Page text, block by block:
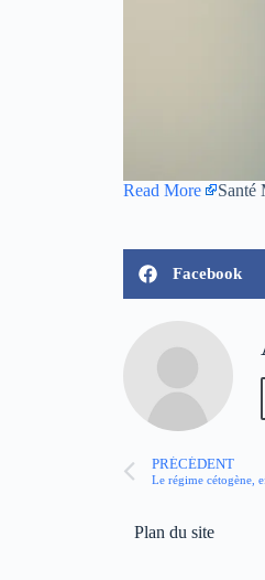
Read More Santé
Facebook
PRÉCÉDENT
Le régime cétogène,
Plan du site